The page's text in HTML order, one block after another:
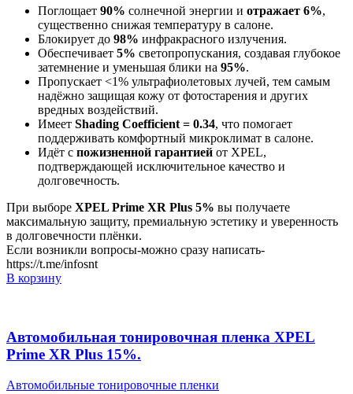
Поглощает 90% солнечной энергии и отражает 6%,
существенно снижая температуру в салоне.
Блокирует до 98% инфракрасного излучения.
Обеспечивает 5% светопропускания, создавая глубокое
затемнение и уменьшая блики на 95%.
Пропускает <1% ультрафиолетовых лучей, тем самым
надёжно защищая кожу от фотостарения и других
вредных воздействий.
Имеет Shading Coefficient = 0.34, что помогает
поддерживать комфортный микроклимат в салоне.
Идёт с пожизненной гарантией от XPEL,
подтверждающей исключительное качество и
долговечность.
При выборе XPEL Prime XR Plus 5% вы получаете
максимальную защиту, премиальную эстетику и уверенность
в долговечности плёнки.
Если возникли вопросы-можно сразу написать-
https://t.me/infosnt
В корзину
Автомобильная тонировочная пленка XPEL
Prime XR Plus 15%.
Автомобильные тонировочные пленки